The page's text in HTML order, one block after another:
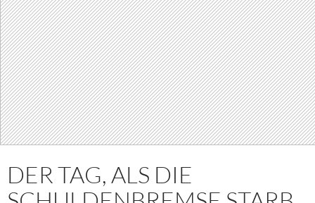
DER TAG, ALS DIE